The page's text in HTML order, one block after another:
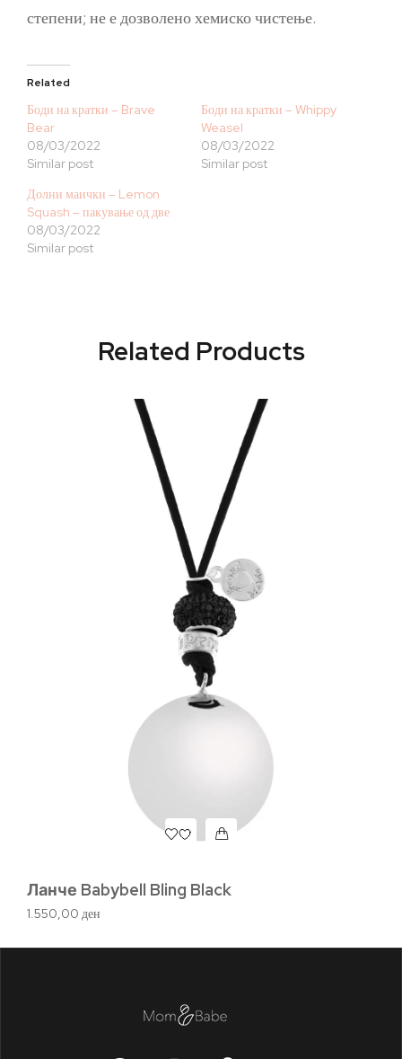
степени; не е дозволено хемиско чистење.
Related
Боди на кратки – Brave
Bear
08/03/2022
Similar post
Боди на кратки – Whippy
Weasel
08/03/2022
Similar post
Долни маички – Lemon
Squash – пакување од две
08/03/2022
Similar post
Related Products
Ланче Babybell Bling Black
1.550,00 ден